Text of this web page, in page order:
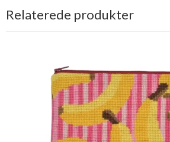
Relaterede produkter